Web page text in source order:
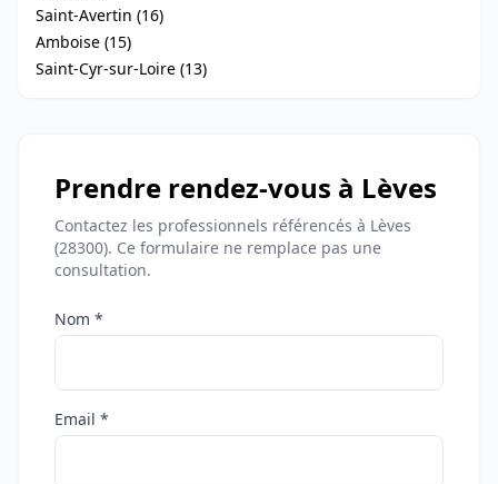
Saint-Avertin (16)
Amboise (15)
Saint-Cyr-sur-Loire (13)
Prendre rendez-vous à Lèves
Contactez les professionnels référencés à Lèves
(28300). Ce formulaire ne remplace pas une
consultation.
Nom *
Email *